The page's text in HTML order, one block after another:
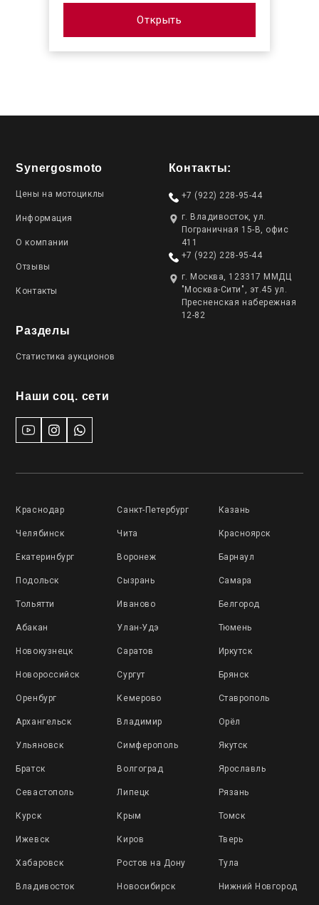
Открыть
Synergosmoto
Цены на мотоциклы
Информация
О компании
Отзывы
Контакты
Разделы
Статистика аукционов
Наши соц. сети
Контакты:
+7 (922) 228-95-44
г. Владивосток, ул.
Пограничная 15-В, офис
411
+7 (922) 228-95-44
г. Москва, 123317 ММДЦ
"Москва-Сити", эт.45 ул.
Пресненская набережная
12-82
Краснодар Санкт-Петербург Казань
Челябинск Чита Красноярск
Екатеринбург Воронеж Барнаул
Подольск Сызрань Самара
Тольятти Иваново Белгород
Абакан Улан-Удэ Тюмень
Новокузнецк Саратов Иркутск
Новороссийск Сургут Брянск
Оренбург Кемерово Ставрополь
Архангельск Владимир Орёл
Ульяновск Симферополь Якутск
Братск Волгоград Ярославль
Севастополь Липецк Рязань
Курск Крым Томск
Ижевск Киров Тверь
Хабаровск Ростов на Дону Тула
Владивосток Новосибирск Нижний Новгород